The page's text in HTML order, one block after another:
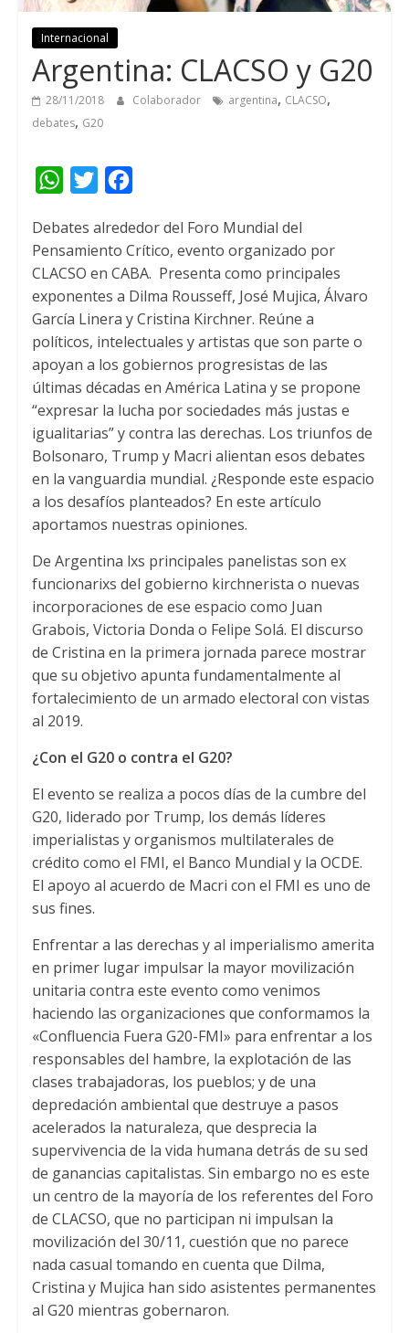
Internacional
Argentina: CLACSO y G20
28/11/2018 Colaborador argentina, CLACSO,
debates, G20
W
a
t
s
A
p
p
i
t
t
e
r
c
e
b
o
o
k
Debates alrededor del Foro Mundial del
Pensamiento Crítico, evento organizado por
CLACSO en CABA. Presenta como principales
exponentes a Dilma Rousseff, José Mujica, Álvaro
García Linera y Cristina Kirchner. Reúne a
políticos, intelectuales y artistas que son parte o
apoyan a los gobiernos progresistas de las
últimas décadas en América Latina y se propone
“expresar la lucha por sociedades más justas e
igualitarias” y contra las derechas. Los triunfos de
Bolsonaro, Trump y Macri alientan esos debates
en la vanguardia mundial. ¿Responde este espacio
a los desafíos planteados? En este artículo
aportamos nuestras opiniones.
De Argentina lxs principales panelistas son ex
funcionarixs del gobierno kirchnerista o nuevas
incorporaciones de ese espacio como Juan
Grabois, Victoria Donda o Felipe Solá. El discurso
de Cristina en la primera jornada parece mostrar
que su objetivo apunta fundamentalmente al
fortalecimiento de un armado electoral con vistas
al 2019.
¿Con el G20 o contra el G20?
El evento se realiza a pocos días de la cumbre del
G20, liderado por Trump, los demás líderes
imperialistas y organismos multilaterales de
crédito como el FMI, el Banco Mundial y la OCDE.
El apoyo al acuerdo de Macri con el FMI es uno de
sus fines.
Enfrentar a las derechas y al imperialismo amerita
en primer lugar impulsar la mayor movilización
unitaria contra este evento como venimos
haciendo las organizaciones que conformamos la
«Confluencia Fuera G20-FMI» para enfrentar a los
responsables del hambre, la explotación de las
clases trabajadoras, los pueblos; y de una
depredación ambiental que destruye a pasos
acelerados la naturaleza, que desprecia la
supervivencia de la vida humana detrás de su sed
de ganancias capitalistas. Sin embargo no es este
un centro de la mayoría de los referentes del Foro
de CLACSO, que no participan ni impulsan la
movilización del 30/11, cuestión que no parece
nada casual tomando en cuenta que Dilma,
Cristina y Mujica han sido asistentes permanentes
al G20 mientras gobernaron.